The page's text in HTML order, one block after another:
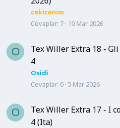
cekicenim
Cevaplar 7 10 Mar 2026
O
Tex Willer Extra 18 -
4
Osidi
Cevaplar 0 5 Mar 2026
O
Tex Willer Extra 17 - I
4 (Ita)